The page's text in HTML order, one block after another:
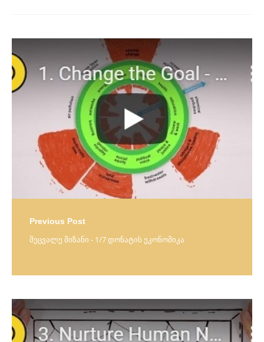
navigation
Previous Post
შეცვალე მიზანი - 1/7 დონატის ეკონომიკა